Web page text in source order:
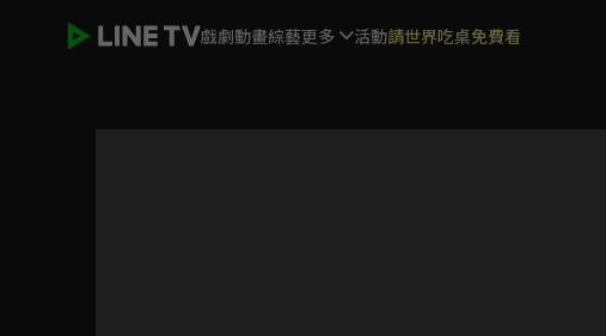
戲劇動畫綜藝更多 活動請世界吃桌免費看